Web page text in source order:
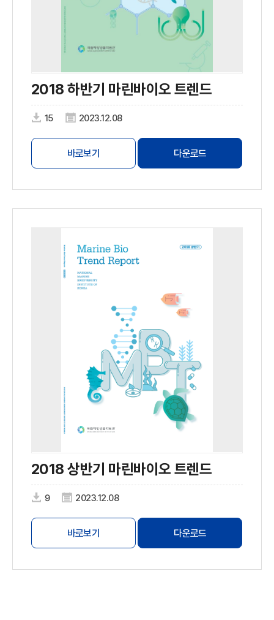
2018 하반기 마린바이오 트렌드
15 2023.12.08
바로보기 다운로드
2018 상반기 마린바이오 트렌드
9 2023.12.08
바로보기 다운로드